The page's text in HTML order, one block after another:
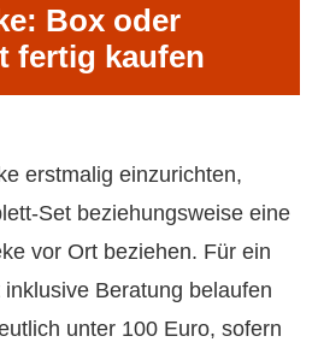
Box oder
fertig kaufen
erstmalig einzurichten,
Set beziehungsweise eine
vor Ort beziehen. Für ein
Beratung belaufen
unter 100 Euro, sofern